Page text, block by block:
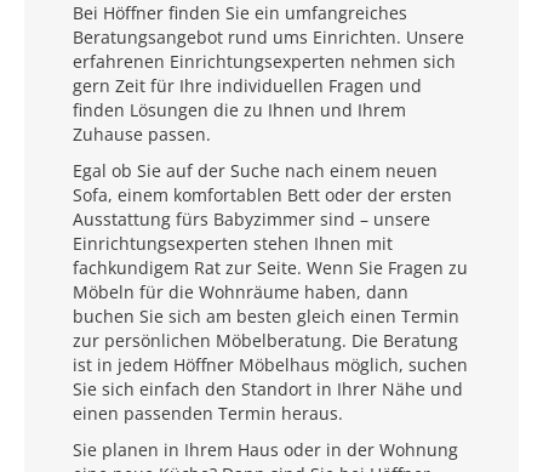
Bei Höffner finden Sie ein umfangreiches
Beratungsangebot rund ums Einrichten. Unsere
erfahrenen Einrichtungsexperten nehmen sich
gern Zeit für Ihre individuellen Fragen und
finden Lösungen die zu Ihnen und Ihrem
Zuhause passen.
Egal ob Sie auf der Suche nach einem neuen
Sofa, einem komfortablen Bett oder der ersten
Ausstattung fürs Babyzimmer sind – unsere
Einrichtungsexperten stehen Ihnen mit
fachkundigem Rat zur Seite. Wenn Sie Fragen zu
Möbeln für die Wohnräume haben, dann
buchen Sie sich am besten gleich einen Termin
zur persönlichen Möbelberatung. Die Beratung
ist in jedem Höffner Möbelhaus möglich, suchen
Sie sich einfach den Standort in Ihrer Nähe und
einen passenden Termin heraus.
Sie planen in Ihrem Haus oder in der Wohnung